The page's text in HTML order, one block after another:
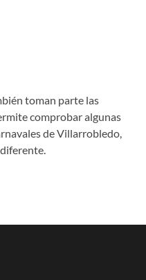
toman parte las
comprobar algunas
de Villarrobledo,